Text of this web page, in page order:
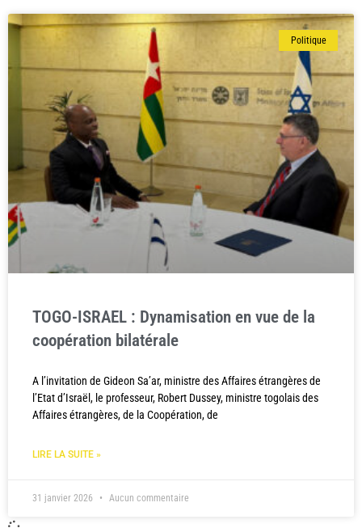
Politique
TOGO-ISRAEL : Dynamisation en vue de la
coopération bilatérale
A l’invitation de Gideon Sa’ar, ministre des Affaires étrangères de
l’Etat d’Israël, le professeur, Robert Dussey, ministre togolais des
Affaires étrangères, de la Coopération, de
LIRE LA SUITE »
31 janvier 2026 Aucun commentaire